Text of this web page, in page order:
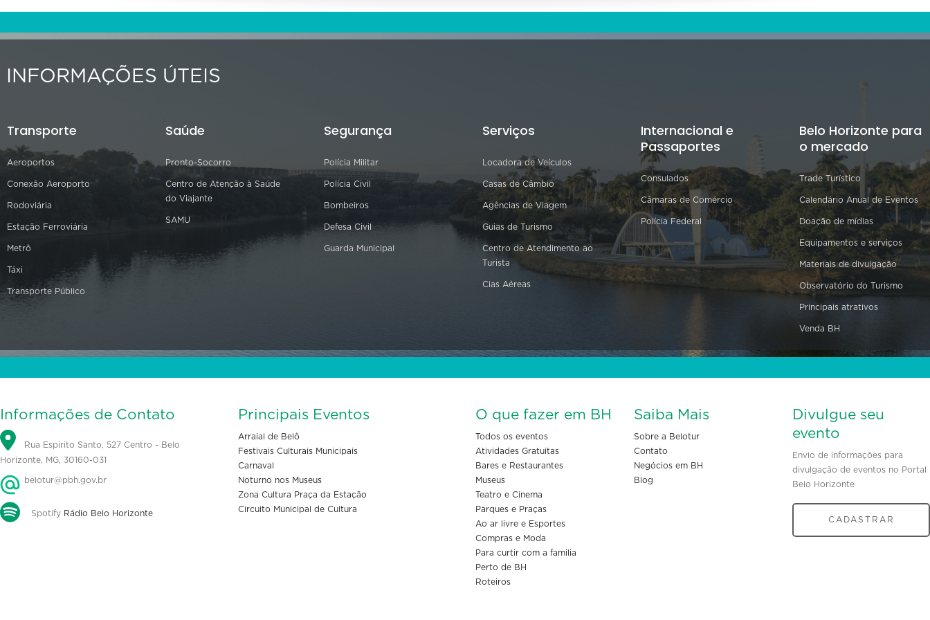
INFORMAÇÕES ÚTEIS
Transporte
Aeroportos
Conexão Aeroporto
Rodoviária
Estação Ferroviária
Metrô
Táxi
Transporte Público
Saúde
Pronto-Socorro
Centro de Atenção à Saúde
do Viajante
SAMU
Segurança
Polícia Militar
Polícia Civil
Bombeiros
Defesa Civil
Guarda Municipal
Serviços
Locadora de Veículos
Casas de Câmbio
Agências de Viagem
Guias de Turismo
Centro de Atendimento ao
Turista
Cias Aéreas
Internacional e
Passaportes
Consulados
Câmaras de Comércio
Polícia Federal
Belo Horizonte para
o mercado
Trade Turístico
Calendário Anual de Eventos
Doação de mídias
Equipamentos e serviços
Materiais de divulgação
Observatório do Turismo
Principais atrativos
Venda BH
Informações de Contato
Rua Espírito Santo, 527 Centro - Belo
Horizonte, MG, 30160-031
belotur@pbh.gov.br
Spotify Rádio Belo Horizonte
Principais Eventos
Arraial de Belô
Festivais Culturais Municipais
Carnaval
Noturno nos Museus
Zona Cultura Praça da Estação
Circuito Municipal de Cultura
O que fazer em BH
Todos os eventos
Atividades Gratuitas
Bares e Restaurantes
Museus
Teatro e Cinema
Parques e Praças
Ao ar livre e Esportes
Compras e Moda
Para curtir com a familia
Perto de BH
Roteiros
Saiba Mais
Sobre a Belotur
Contato
Negócios em BH
Blog
Divulgue seu
evento
Envio de informações para
divulgação de eventos no Portal
Belo Horizonte
CADASTRAR